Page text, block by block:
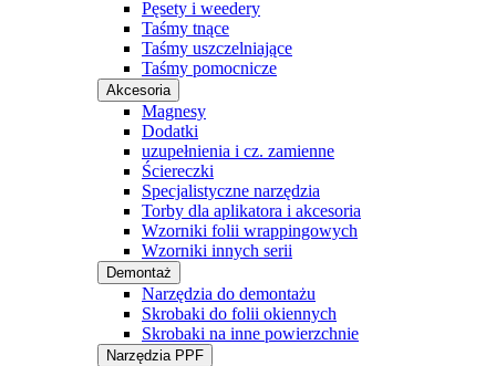
Pęsety i weedery
Taśmy tnące
Taśmy uszczelniające
Taśmy pomocnicze
Akcesoria
Magnesy
Dodatki
uzupełnienia i cz. zamienne
Ściereczki
Specjalistyczne narzędzia
Torby dla aplikatora i akcesoria
Wzorniki folii wrappingowych
Wzorniki innych serii
Demontaż
Narzędzia do demontażu
Skrobaki do folii okiennych
Skrobaki na inne powierzchnie
Narzędzia PPF